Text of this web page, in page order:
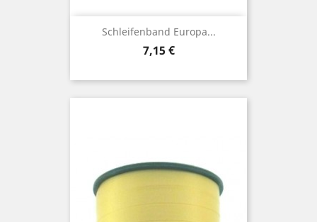
Schleifenband Europa...
Preis
7,15 €